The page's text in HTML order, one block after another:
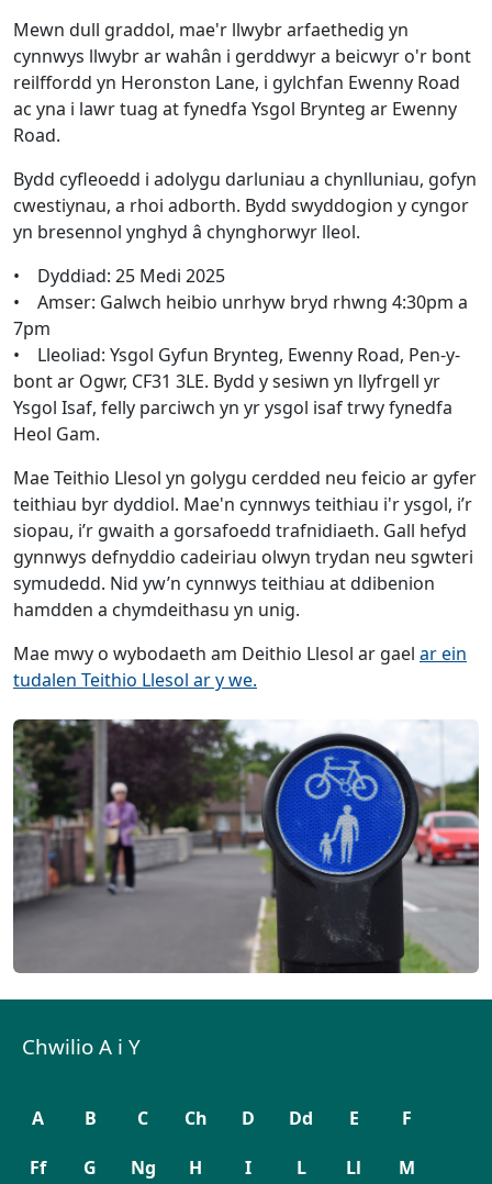
Mewn dull graddol, mae'r llwybr arfaethedig yn
cynnwys llwybr ar wahân i gerddwyr a beicwyr o'r bont
reilffordd yn Heronston Lane, i gylchfan Ewenny Road
ac yna i lawr tuag at fynedfa Ysgol Brynteg ar Ewenny
Road.
Bydd cyfleoedd i adolygu darluniau a chynlluniau, gofyn
cwestiynau, a rhoi adborth. Bydd swyddogion y cyngor
yn bresennol ynghyd â chynghorwyr lleol.
• Dyddiad: 25 Medi 2025
• Amser: Galwch heibio unrhyw bryd rhwng 4:30pm a
7pm
• Lleoliad: Ysgol Gyfun Brynteg, Ewenny Road, Pen-y-
bont ar Ogwr, CF31 3LE. Bydd y sesiwn yn llyfrgell yr
Ysgol Isaf, felly parciwch yn yr ysgol isaf trwy fynedfa
Heol Gam.
Mae Teithio Llesol yn golygu cerdded neu feicio ar gyfer
teithiau byr dyddiol. Mae'n cynnwys teithiau i'r ysgol, i’r
siopau, i’r gwaith a gorsafoedd trafnidiaeth. Gall hefyd
gynnwys defnyddio cadeiriau olwyn trydan neu sgwteri
symudedd. Nid yw’n cynnwys teithiau at ddibenion
hamdden a chymdeithasu yn unig.
Mae mwy o wybodaeth am Deithio Llesol ar gael ar ein
tudalen Teithio Llesol ar y we.
Chwilio A i Y
A B C Ch D Dd E F
Ff G Ng H I L Ll M